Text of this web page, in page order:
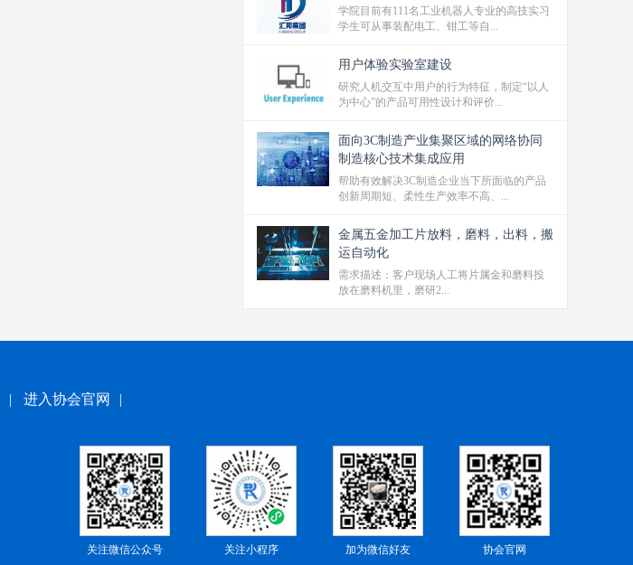
学院目前有111名工业机器人专业的高技实习
学生可从事装配电工、钳工等自...
用户体验实验室建设
研究人机交互中用户的行为特征，制定“以人
为中心”的产品可用性设计和评价...
面向3C制造产业集聚区域的网络协同
制造核心技术集成应用
帮助有效解决3C制造企业当下所面临的产品
创新周期短、柔性生产效率不高、...
金属五金加工片‬‬放料，磨料，出料，搬
运‬‬自动化
需求描述‬‬：客户现场人工将片属金‬‬和磨料投
放在磨料机里，磨研‬‬2...
| 进入协会官网 |
关注微信公众号 关注小程序 加为微信好友 协会官网